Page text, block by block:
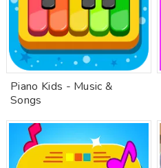
Piano Kids - Music &
Songs